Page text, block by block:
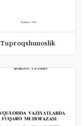
Tuproqshunoslik